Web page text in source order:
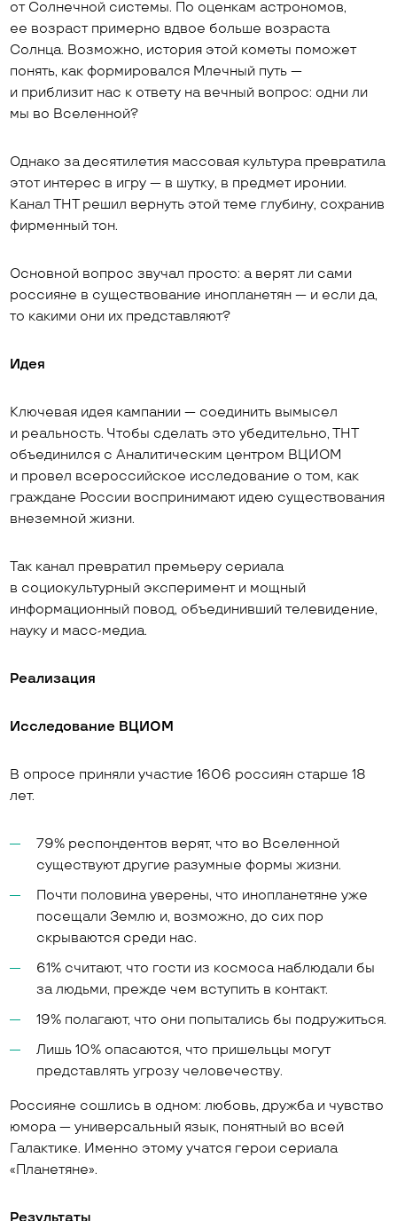
от Солнечной системы. По оценкам астрономов,
ее возраст примерно вдвое больше возраста
Солнца. Возможно, история этой кометы поможет
понять, как формировался Млечный путь —
и приблизит нас к ответу на вечный вопрос: одни ли
мы во Вселенной?
Однако за десятилетия массовая культура превратила
этот интерес в игру — в шутку, в предмет иронии.
Канал ТНТ решил вернуть этой теме глубину, сохранив
фирменный тон.
Основной вопрос звучал просто: а верят ли сами
россияне в существование инопланетян — и если да,
то какими они их представляют?
Идея
Ключевая идея кампании — соединить вымысел
и реальность. Чтобы сделать это убедительно, ТНТ
объединился с Аналитическим центром ВЦИОМ
и провел всероссийское исследование о том, как
граждане России воспринимают идею существования
внеземной жизни.
Так канал превратил премьеру сериала
в социокультурный эксперимент и мощный
информационный повод, объединивший телевидение,
науку и масс-медиа.
Реализация
Исследование ВЦИОМ
В опросе приняли участие 1606 россиян старше 18
лет.
79% респондентов верят, что во Вселенной
существуют другие разумные формы жизни.
Почти половина уверены, что инопланетяне уже
посещали Землю и, возможно, до сих пор
скрываются среди нас.
61% считают, что гости из космоса наблюдали бы
за людьми, прежде чем вступить в контакт.
19% полагают, что они попытались бы подружиться.
Лишь 10% опасаются, что пришельцы могут
представлять угрозу человечеству.
Россияне сошлись в одном: любовь, дружба и чувство
юмора — универсальный язык, понятный во всей
Галактике. Именно этому учатся герои сериала
«Планетяне».